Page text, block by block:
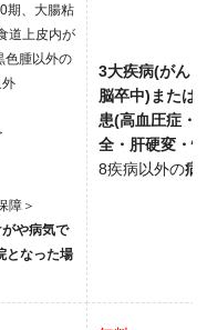
期、大腸粘
道上皮内が
色腫以外の
障＞
や病気で
となった場
3大疾病(がん
脳卒中)または
患(高血圧症・
全・肝硬変・
8疾病以外の病